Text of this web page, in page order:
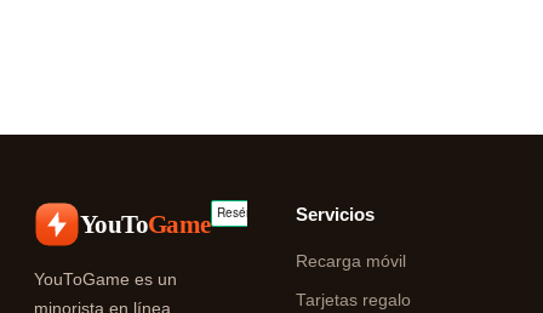
YouToGame
YouToGame es un
minorista en línea
Servicios
Recarga móvil
Tarjetas regalo